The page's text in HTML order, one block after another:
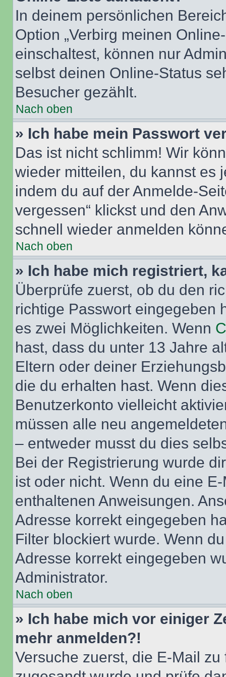
In deinem persönlichen
Option „Verbirg meinen
einschaltest, können nur
selbst deinen Online-Status
Besucher gezählt.
Nach oben
» Ich habe mein Passwort
Das ist nicht schlimm! Wir
wieder mitteilen, du kannst es
indem du auf der Anmelde-
vergessen“ klickst und den
schnell wieder anmelden
Nach oben
» Ich habe mich registriert,
Überprüfe zuerst, ob du den
richtige Passwort eingegeben
es zwei Möglichkeiten. Wenn
hast, dass du unter 13 Jahre
Eltern oder deiner
die du erhalten hast. Wenn
Benutzerkonto vielleicht
müssen alle neu
– entweder musst du dies
Bei der Registrierung wurde
ist oder nicht. Wenn du eine
enthaltenen Anweisungen.
Adresse korrekt eingegeben
Filter blockiert wurde. Wenn
Adresse korrekt eingegeben
Administrator.
Nach oben
» Ich habe mich vor einiger
mehr anmelden?!
Versuche zuerst, die E-Mail